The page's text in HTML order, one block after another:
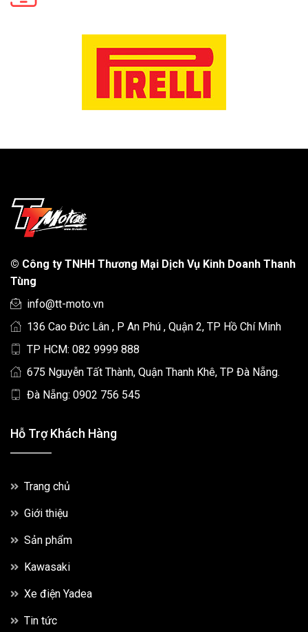
© Công ty TNHH Thương Mại Dịch Vụ Kinh Doanh Thanh
Tùng
info@tt-moto.vn
136 Cao Đức Lân , P An Phú , Quận 2, TP Hồ Chí Minh
TP HCM: 082 9999 888
675 Nguyễn Tất Thành, Quận Thanh Khê, TP Đà Nẵng.
Đà Nẵng: 0902 756 545
Hỗ Trợ Khách Hàng
Trang chủ
Giới thiệu
Sản phẩm
Kawasaki
Xe điện Yadea
Tin tức